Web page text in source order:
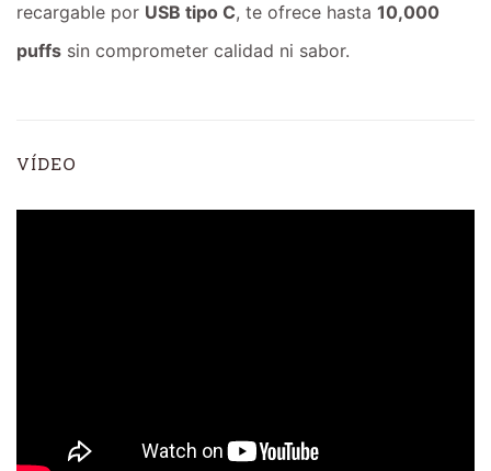
recargable por USB tipo C, te ofrece hasta 10,000
puffs sin comprometer calidad ni sabor.
VÍDEO